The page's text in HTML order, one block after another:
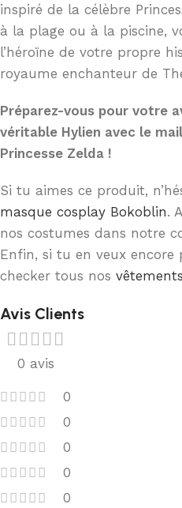
inspiré de la célèbre
à la plage ou à la piscine,
l’héroïne de votre propre
royaume enchanteur de
Préparez-vous pour votre
véritable Hylien avec le
Princesse Zelda !
Si tu aimes ce produit,
masque cosplay Bokoblin.
nos costumes dans notre
Enfin, si tu en veux encore
checker tous nos
Avis Clients
0 avis
0
0
0
0
0